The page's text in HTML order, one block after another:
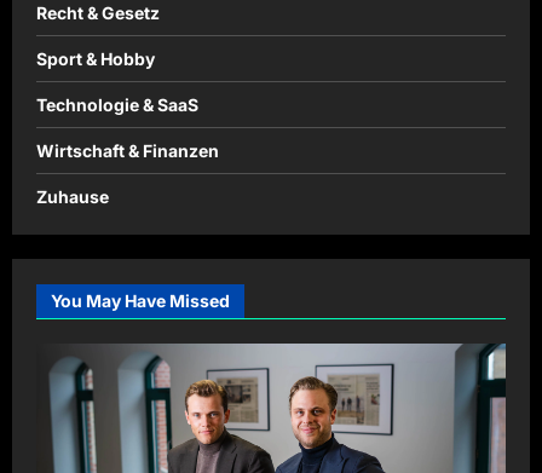
Recht & Gesetz
Sport & Hobby
Technologie & SaaS
Wirtschaft & Finanzen
Zuhause
You May Have Missed